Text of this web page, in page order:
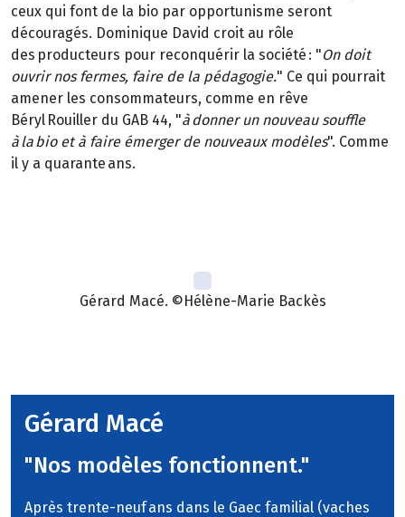
ceux qui font de la bio par opportunisme seront
découragés. Dominique David croit au rôle
des producteurs pour reconquérir la société : "On doit
ouvrir nos fermes, faire de la pédagogie." Ce qui pourrait
amener les consommateurs, comme en rêve
Béryl Rouiller du GAB 44, "à donner un nouveau souffle
à la bio et à faire émerger de nouveaux modèles". Comme
il y a quarante ans.
Gérard Macé. ©Hélène-Marie Backès
Gérard Macé
"Nos modèles fonctionnent."
Après trente-neuf ans dans le Gaec familial (vaches